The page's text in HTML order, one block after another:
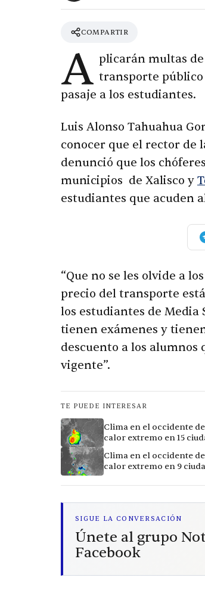
COMPARTIR
A plicarán multas
transporte público
pasaje a los estudiantes.
Luis Alonso Tahuahua
conocer que el rector de
denunció que los
municipios de Xalisco y
estudiantes que acuden
“Que no se les olvide a
precio del transporte
los estudiantes de
tienen exámenes y
descuento a los
vigente”.
TE PUEDE INTERESAR
Clima en el occidente
calor extremo en 15
Clima en el occidente
calor extremo en 9
SIGUE LA CONVERSACIÓN
Únete al grupo
Facebook